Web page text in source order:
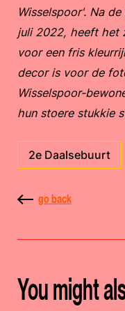
Wisselspoor'. Na
juli 2022, heeft het
voor een fris
decor is voor de
Wisselspoor-
hun stoere stukkie
2e Daalsebuurt
go back
You might